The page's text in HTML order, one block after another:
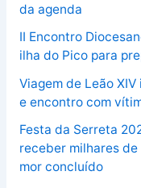
da agenda
II Encontro
ilha do Pico para
Viagem de Leão
e encontro com
Festa da Serreta
receber milhares
mor concluído